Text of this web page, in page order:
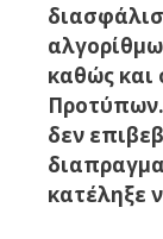
καθώς και
δεν
κατέληξε